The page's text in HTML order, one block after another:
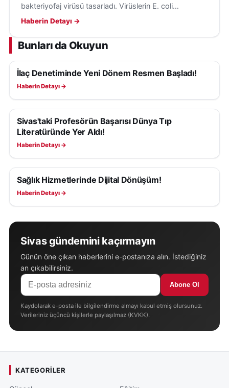
bakteriyofaj virüsü tasarladı. Virüslerin E. coli
bakterilerini hedef aldığı ve insanlara tehdit
Haberin Detayı →
Bunları da Okuyun
SAĞLIK
İlaç Denetiminde Yeni Dönem Resmen Başladı!
Haberin Detayı →
SAĞLIK
Sivas'taki Profesörün Başarısı Dünya Tıp
Literatüründe Yer Aldı!
Haberin Detayı →
SAĞLIK
Sağlık Hizmetlerinde Dijital Dönüşüm!
Haberin Detayı →
Sivas gündemini kaçırmayın
Günün öne çıkan haberlerini e-postanıza alın. İstediğiniz
an çıkabilirsiniz.
Abone Ol
Kaydolarak e-posta ile bilgilendirme almayı kabul etmiş olursunuz.
Verileriniz üçüncü kişilerle paylaşılmaz (KVKK).
KATEGORILER